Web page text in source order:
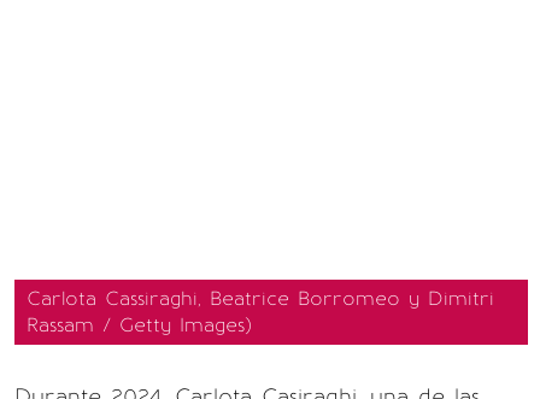
Carlota Cassiraghi, Beatrice Borromeo y Dimitri
Rassam / Getty Images)